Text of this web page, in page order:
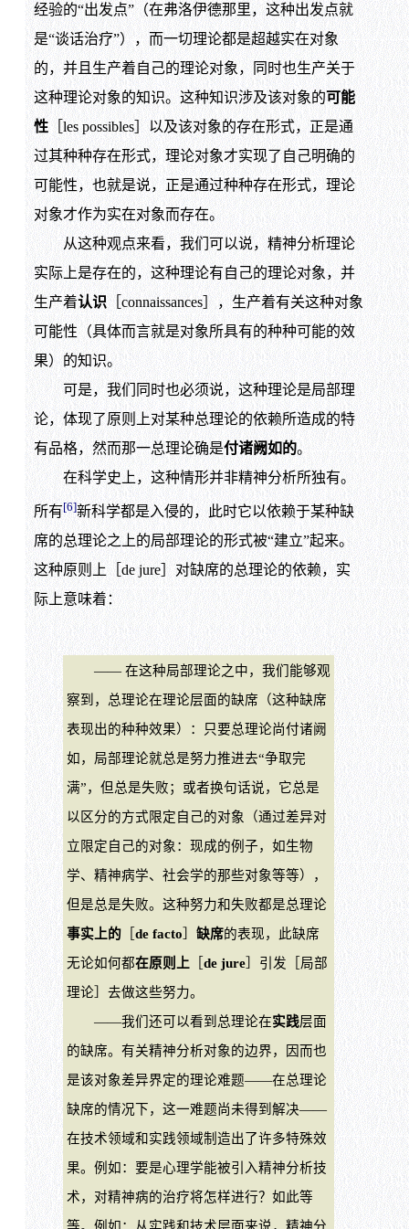
经验的“出发点”（在弗洛伊德那里，这种出发点就
是“谈话治疗”），而一切理论都是超越实在对象
的，并且生产着自己的理论对象，同时也生产关于
这种理论对象的知识。这种知识涉及该对象的可能
性［les possibles］以及该对象的存在形式，正是通
过其种种存在形式，理论对象才实现了自己明确的
可能性，也就是说，正是通过种种存在形式，理论
对象才作为实在对象而存在。
从这种观点来看，我们可以说，精神分析理论
实际上是存在的，这种理论有自己的理论对象，并
生产着认识 ［connaissances］，生产着有关这种对象
可能性（具体而言就是对象所具有的种种可能的效
果）的知识。
可是，我们同时也必须说，这种理论是局部理
论，体现了原则上对某种总理论的依赖所造成的特
有品格，然而那一总理论确是付诸阙如的。
在科学史上，这种情形并非精神分析所独有。
所有[6]新科学都是入侵的，此时它以依赖于某种缺
席的总理论之上的局部理论的形式被“建立”起来。
这种原则上［de jure］对缺席的总理论的依赖，实
际上意味着：
—— 在这种局部理论之中，我们能够观
察到，总理论在理论层面的缺席（这种缺席
表现出的种种效果）：只要总理论尚付诸阙
如，局部理论就总是努力推进去“争取完
满”，但总是失败；或者换句话说，它总是
以区分的方式限定自己的对象（通过差异对
立限定自己的对象：现成的例子，如生物
学、精神病学、社会学的那些对象等等），
但是总是失败。这种努力和失败都是总理论
事实上的［ de facto 缺席的表现，此缺席
无论如何都在原则上［ de jure］引发［局部
理论］去做这些努力。
——我们还可以看到总理论在实践层面
的缺席。有关精神分析对象的边界，因而也
是该对象差异界定的理论难题——在总理论
缺席的情况下，这一难题尚未得到解决——
在技术领域和实践领域制造出了许多特殊效
果。例如：要是心理学能被引入精神分析技
术，对精神病的治疗将怎样进行？如此等